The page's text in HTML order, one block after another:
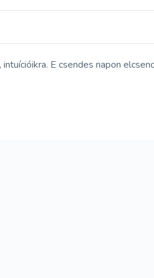
E csendes napon